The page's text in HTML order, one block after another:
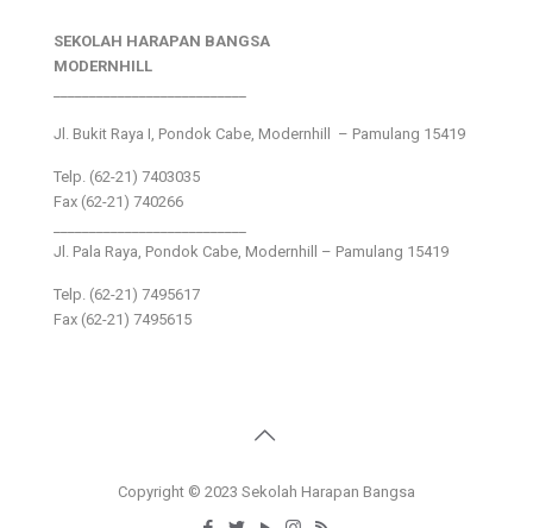
SEKOLAH HARAPAN BANGSA
MODERNHILL
Jl. Bukit Raya I, Pondok Cabe, Modernhill – Pamulang 15419
Telp. (62-21) 7403035
Fax (62-21) 740266
Jl. Pala Raya, Pondok Cabe, Modernhill – Pamulang 15419
Telp. (62-21) 7495617
Fax (62-21) 7495615
Copyright © 2023 Sekolah Harapan Bangsa